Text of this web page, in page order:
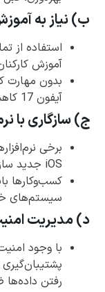
ب) نیاز به
استفاده از
آموزش
بدون مهارت
آیفون 17 کاهش می‌یابد.
ج) سازگاری با
برخی
iOS جدید سازگار نباشند.
سیستم‌های
د) مدیریت
رفتن